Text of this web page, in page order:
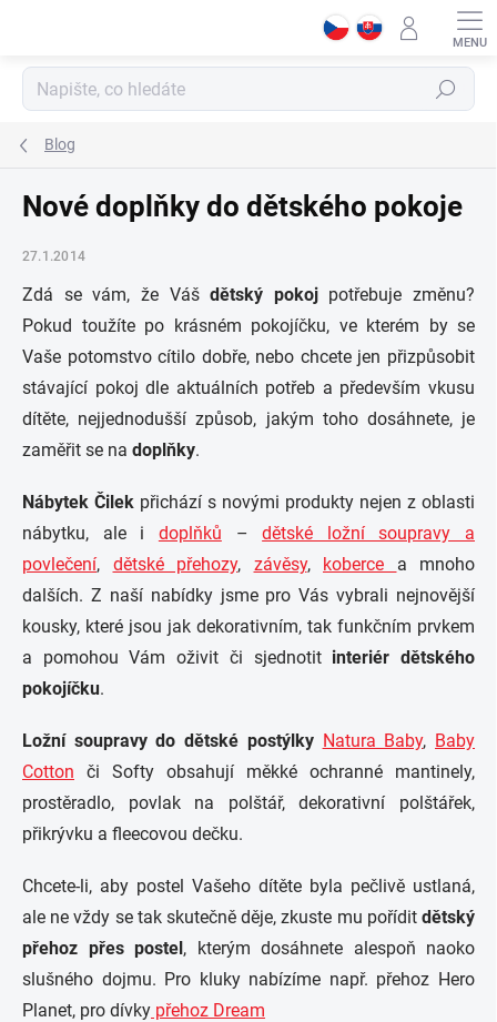
Hledat
Blog
Nové doplňky do dětského pokoje
27.1.2014
Zdá se vám, že Vášdětský pokojpotřebuje změnu?
Pokud toužíte po krásném pokojíčku, ve kterém by se
Vaše potomstvo cítilo dobře, nebo chcete jen přizpůsobit
stávající pokoj dle aktuálních potřeb a především vkusu
dítěte, nejjednodušší způsob, jakým toho dosáhnete, je
zaměřit se na doplňky.
Nábytek Čilek přichází s novými produkty nejen z oblasti
nábytku, ale i doplňků –dětské ložní soupravy a
povlečení, dětské přehozy, závěsy, koberce a mnoho
dalších. Z naší nabídky jsme pro Vás vybrali nejnovější
kousky, které jsou jak dekorativním, tak funkčním prvkem
a pomohou Vám oživit či sjednotit interiér dětského
pokojíčku.
Ložní soupravy do dětské postýlky Natura Baby, Baby
Cotton či Softy obsahují měkké ochranné mantinely,
prostěradlo, povlak na polštář, dekorativní polštářek,
přikrývku a fleecovou dečku.
Chcete-li, aby postel Vašeho dítěte byla pečlivě ustlaná,
ale ne vždy se tak skutečně děje, zkuste mu pořídit dětský
přehoz přes postel, kterým dosáhnete alespoň naoko
slušného dojmu. Pro kluky nabízíme např. přehoz Hero
Planet, pro dívky přehoz Dream